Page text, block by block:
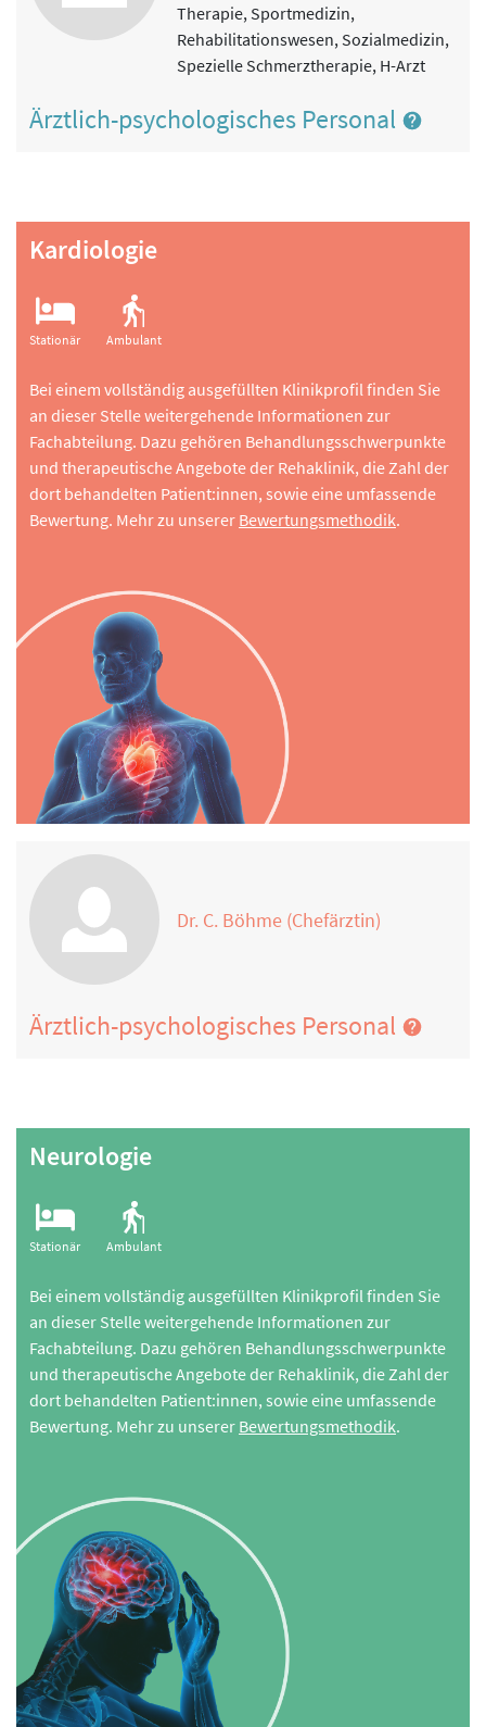
Therapie, Sportmedizin,
Rehabilitationswesen, Sozialmedizin,
Spezielle Schmerztherapie, H-Arzt
Ärztlich-psychologisches Personal
Kardiologie
Stationär Ambulant
Bei einem vollständig ausgefüllten Klinikprofil finden Sie
an dieser Stelle weitergehende Informationen zur
Fachabteilung. Dazu gehören Behandlungsschwerpunkte
und therapeutische Angebote der Rehaklinik, die Zahl der
dort behandelten Patient:innen, sowie eine umfassende
Bewertung. Mehr zu unserer Bewertungsmethodik.
Dr. C. Böhme (Chefärztin)
Ärztlich-psychologisches Personal
Neurologie
Stationär Ambulant
Bei einem vollständig ausgefüllten Klinikprofil finden Sie
an dieser Stelle weitergehende Informationen zur
Fachabteilung. Dazu gehören Behandlungsschwerpunkte
und therapeutische Angebote der Rehaklinik, die Zahl der
dort behandelten Patient:innen, sowie eine umfassende
Bewertung. Mehr zu unserer Bewertungsmethodik.